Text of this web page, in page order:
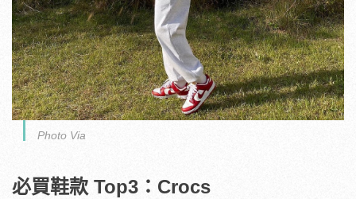
Photo Via
必買鞋款 Top3：Crocs